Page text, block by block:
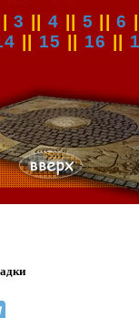
||3 4 5 ||6
15 16